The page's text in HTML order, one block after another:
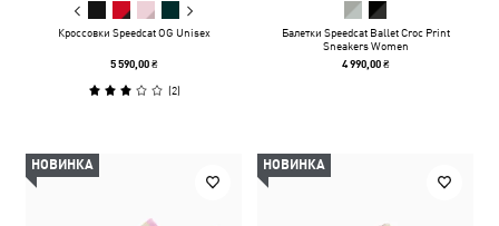
Кроссовки Speedcat OG Unisex
5 590,00 ₴
(2)
Балетки Speedcat Ballet Croc Print
Sneakers Women
4 990,00 ₴
НОВИНКА НОВИНКА